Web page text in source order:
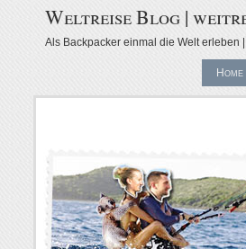
Weltreise Blog |
Als Backpacker einmal die Welt erleben
Home